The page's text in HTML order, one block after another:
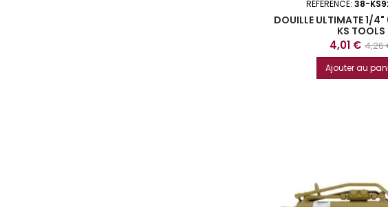
RÉFÉRENCE: 38-
DOUILLE ULTIMATE 1/
KS TOOLS
Prix
4,01 € Prix
de
base
4,26
Ajouter au